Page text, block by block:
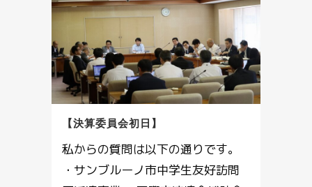
【決算委員会初日】
私からの質問は以下の通りです。
・サンブルーノ市中学生友好訪問